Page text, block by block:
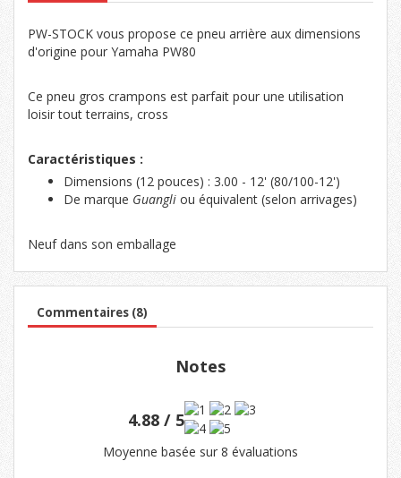
PW-STOCK vous propose ce pneu arrière aux dimensions
d'origine pour Yamaha PW80
Ce pneu gros crampons est parfait pour une utilisation
loisir tout terrains, cross
Caractéristiques :
Dimensions (12 pouces) : 3.00 - 12' (80/100-12')
De marque Guangli ou équivalent (selon arrivages)
Neuf dans son emballage
Commentaires (8)
Notes
4.88 / 5
Moyenne basée sur 8 évaluations